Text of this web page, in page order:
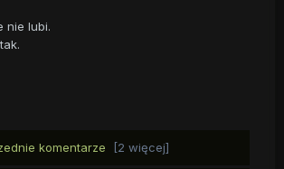
nie lubi.
komentarze [2 więcej]